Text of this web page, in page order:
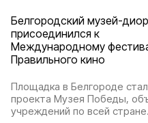
Белгородский музей-
присоединился к
Международному
Правильного кино
Площадка в Белгороде
проекта Музея Победы,
учреждений по всей стране.